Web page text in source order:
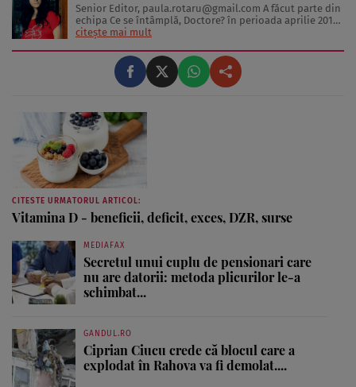
Senior Editor, paula.rotaru@gmail.com
echipa Ce se întâmplă, Doctore? în perioada aprilie 2013-
decembrie 2023. Articolele sale cuprind informații despre
și sănătatea emoțională. Colaborări: Viața ...
citește mai mult
CITESTE URMATORUL ARTICOL:
Vitamina D - beneficii, deficit, exces, DZR, surse
MEDIAFAX
Secretul unui cuplu de pensionari care
nu are datorii: metoda plicurilor le-a
schimbat...
GANDUL.RO
Ciprian Ciucu crede că blocul care a
explodat în Rahova va fi demolat....